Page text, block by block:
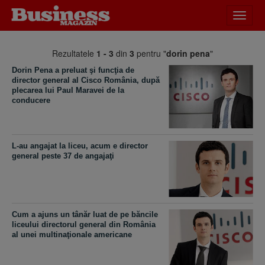
meniu
Rezultatele 1 - 3 din 3 pentru "dorin pena"
Dorin Pena a preluat şi funcţia de
director general al Cisco România, după
plecarea lui Paul Maravei de la
conducere
L-au angajat la liceu, acum e director
general peste 37 de angajaţi
Cum a ajuns un tânăr luat de pe băncile
liceului directorul general din România
al unei multinaţionale americane